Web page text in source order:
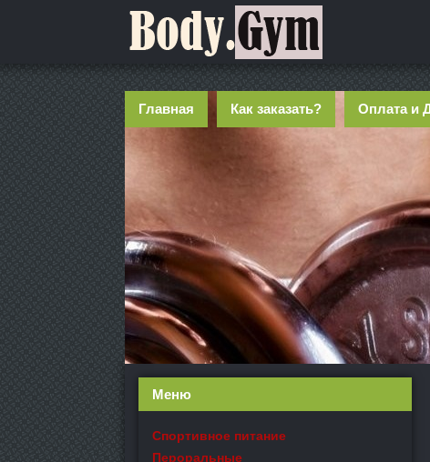
Главная Как заказать? Оплата и
Меню
Спортивное питание
Пероральные